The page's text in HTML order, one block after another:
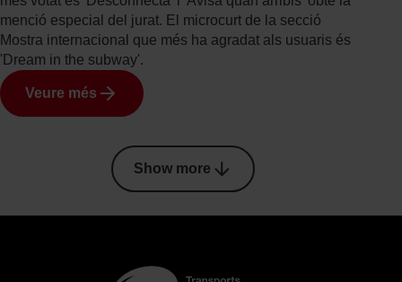
menció especial del jurat. El microcurt de la secció
Mostra internacional que més ha agradat als usuaris és
'Dream in the subway'.
Veure més
Show more